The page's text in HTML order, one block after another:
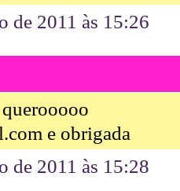
de 2011 às 15:26
e obrigada
de 2011 às 15:28